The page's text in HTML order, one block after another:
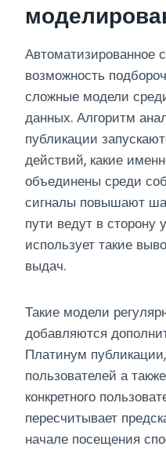
Автоматизированное
возможность
сложные модели
данных. Алгоритм
публикации
действий, какие
объединены среди
сигналы повышают
пути ведут в сторону
использует такие
выдач.
Такие модели
добавляются
Платинум
пользователей а
конкретного
пересчитывает
начале посещения